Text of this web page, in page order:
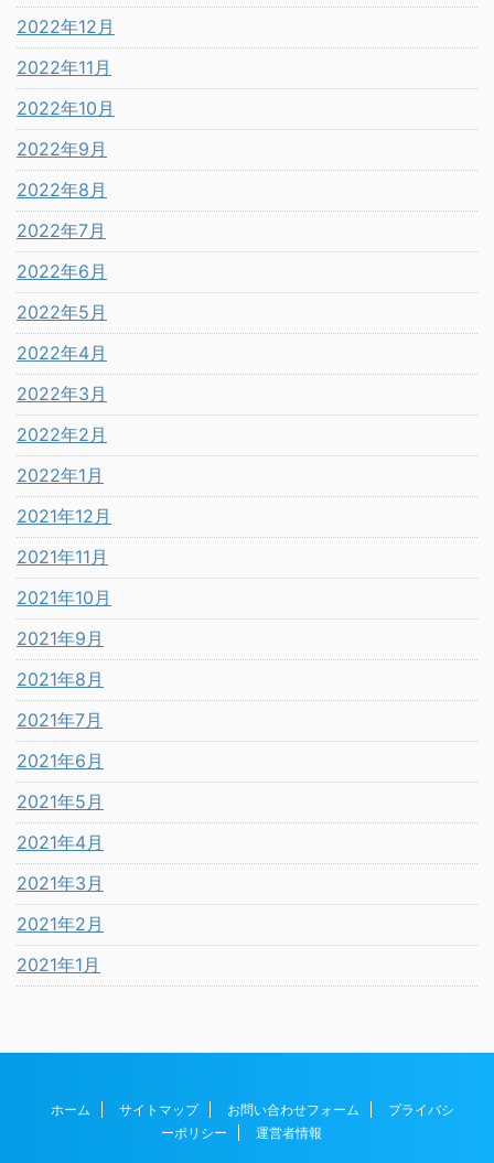
2022年12月
2022年11月
2022年10月
2022年9月
2022年8月
2022年7月
2022年6月
2022年5月
2022年4月
2022年3月
2022年2月
2022年1月
2021年12月
2021年11月
2021年10月
2021年9月
2021年8月
2021年7月
2021年6月
2021年5月
2021年4月
2021年3月
2021年2月
2021年1月
ホーム サイトマップ お問い合わせフォーム
プライバシ
ーポリシー
運営者情報